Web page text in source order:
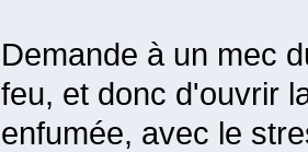
Demande à un mec
feu, et donc d'ouvrir
enfumée, avec le